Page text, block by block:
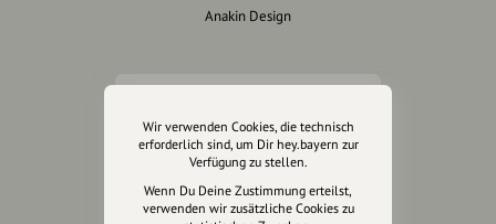
Anakin Design
unsere Plattform
hey.bayern ist ein Projekt von
uns für unsere Region und
Wir verwenden Cookies, die technisch
erforderlich sind, um Dir hey.bayern zur
Verfügung zu stellen.
Wenn Du Deine Zustimmung erteilst,
verwenden wir zusätzliche Cookies zu